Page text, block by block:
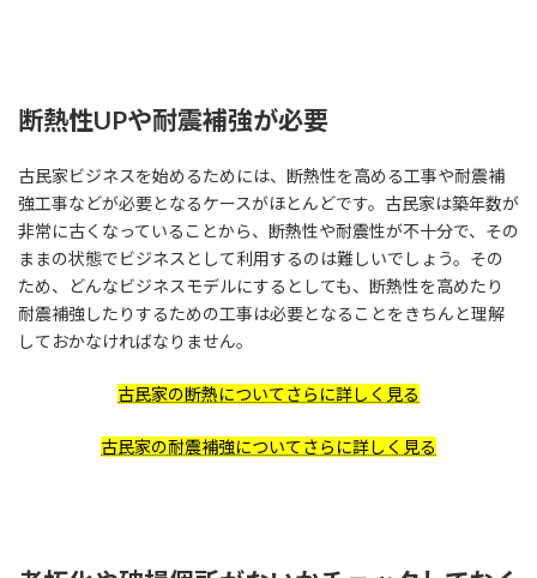
断熱性UPや耐震補強が必要
古民家ビジネスを始めるためには、断熱性を高める工事や耐震補
強工事などが必要となるケースがほとんどです。古民家は築年数が
非常に古くなっていることから、断熱性や耐震性が不十分で、その
ままの状態でビジネスとして利用するのは難しいでしょう。その
ため、どんなビジネスモデルにするとしても、断熱性を高めたり
耐震補強したりするための工事は必要となることをきちんと理解
しておかなければなりません。
古民家の断熱についてさらに詳しく見る
古民家の耐震補強についてさらに詳しく見る